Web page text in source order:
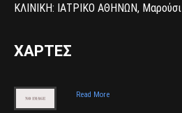
ΚΛΙΝΙΚΗ: ΙΑΤΡΙΚΟ ΑΘΗΝΩΝ, Μαρούσι
ΧΑΡΤΕΣ
Read More